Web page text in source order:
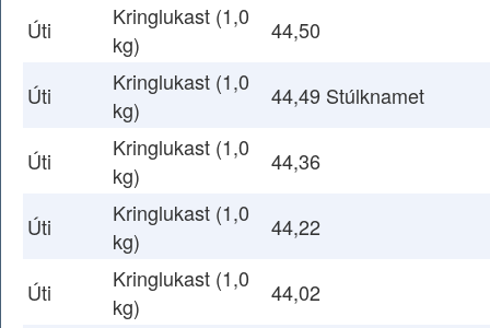
Úti
Kringlukast (1,0
kg)
44,50
Úti
Kringlukast (1,0
kg)
44,49 Stúlknamet
Úti
Kringlukast (1,0
kg)
44,36
Úti
Kringlukast (1,0
kg)
44,22
Úti
Kringlukast (1,0
kg)
44,02